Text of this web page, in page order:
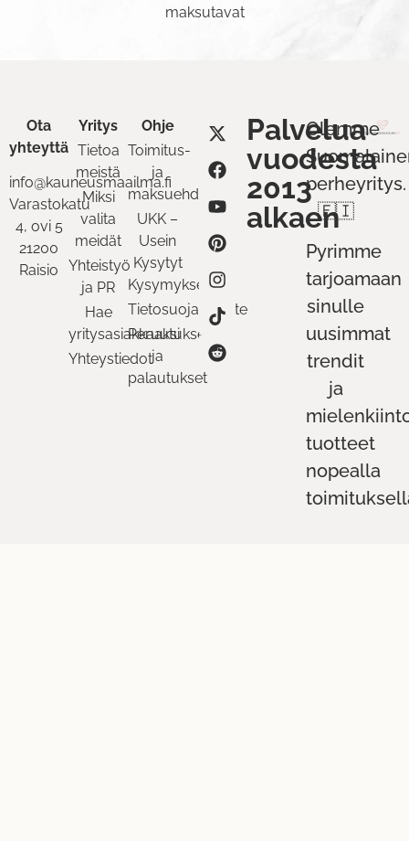
maksutavat
Ota
yhteyttä
info@kauneusmaailma.fi
Varastokatu
4, ovi 5
21200
Raisio
Yritys
Tietoa
meistä
Miksi
valita
meidät
Yhteistyö
ja PR
Hae
yritysasiakkaaksi
Yhteystiedot
Ohje
Toimitus-
ja
maksuehdot
UKK –
Usein
Kysytyt
Kysymykset
Tietosuojaseloste
Peruutukset
ja
palautukset
Palvelua
vuodesta
2013
alkaen
Olemme
perheyritys.
🇫🇮
Pyrimme
tarjoamaan
sinulle
uusimmat
trendit
ja
tuotteet
nopealla